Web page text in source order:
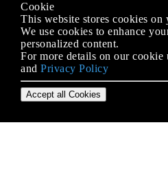
Compilador de Java -
CompletableFuture
Conjuntos
Constructores
Cookie
This website stores cookies on
We use cookies to enhance
personalized content.
For more details on our cookie
and Privacy Policy
Accept all Cookies